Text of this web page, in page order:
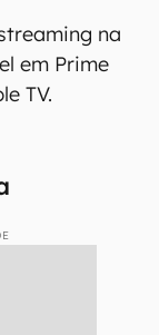
na
em Prime
TV.